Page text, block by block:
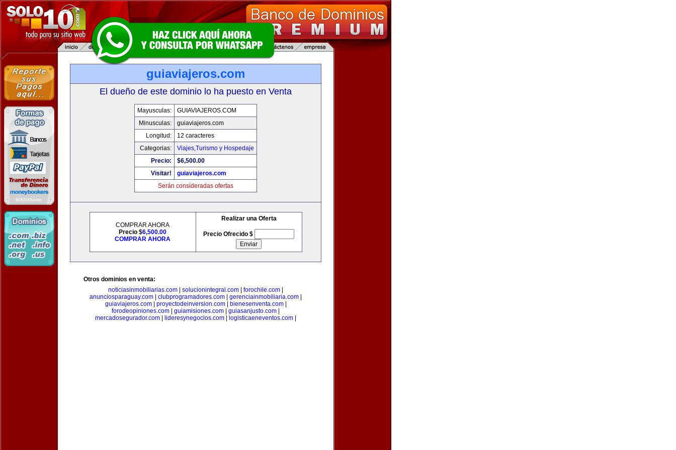
guiaviajeros.com
El dueño de este dominio lo ha puesto en Venta
Mayusculas:
GUIAVIAJEROS.COM
Minusculas:
guiaviajeros.com
Longitud:
12 caracteres
Categorias:
Viajes,Turismo y Hospedaje
Precio:
$6,500.00
Visitar!
guiaviajeros.com
Serán consideradas ofertas
COMPRAR AHORA
Precio $6,500.00
COMPRAR AHORA
Realizar una Oferta
Precio Ofrecido $
Otros dominios en venta:
noticiasinmobiliarias.com
solucionintegral.com forochile.com
anunciosparaguay.com
clubprogramadores.com gerenciainmobiliaria.com
guiaviajeros.com| proyectodeinversion.com| bienesenventa.com|
forodeopiniones.com
guiamisiones.com guiasanjusto.com
mercadosegurador.com
lideresynegocios.com logisticaeneventos.com